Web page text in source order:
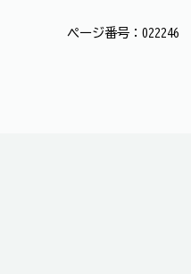
ページ番号：022246